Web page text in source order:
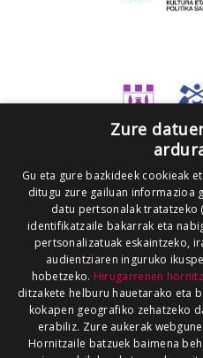
Zure
Gu eta gure bazkideek cookieak
ditugu zure gailuan informazioa
datu pertsonalak tratatzeko
identifikatzaile bakarrak eta
pertsonalizatuak eskaintzeko,
audientziaren inguruko
hobetzeko. Hirugarrenen
ditzakete helburu hauetarako eta
kokapen geografiko zehatzeko
erabiliz. Zure aukerak
Hornitzaile batzuek baimena